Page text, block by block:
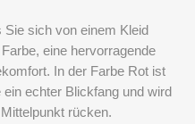
sich von einem Kleid
eine hervorragende
In der Farbe Rot ist
echter Blickfang und wird
rücken.